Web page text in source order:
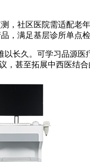
社区医院需适配老
，满足基层诊所单点
长久。可学习品源
甚至拓展中西医结